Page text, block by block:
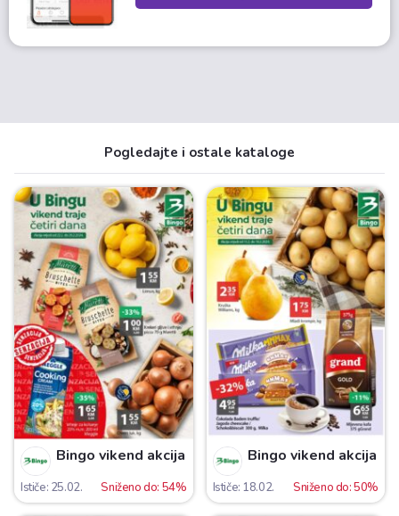
Pogledajte i ostale kataloge
Bingo vikend akcija
Ističe: 25.02. Sniženo do: 54%
Bingo vikend akcija
Ističe: 18.02. Sniženo do: 50%